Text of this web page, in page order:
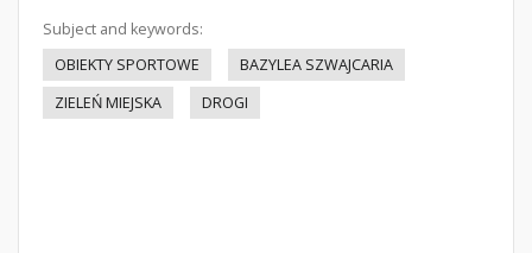
Subject and keywords:
OBIEKTY SPORTOWE
BAZYLEA SZWAJCARIA
ZIELEŃ MIEJSKA
DROGI